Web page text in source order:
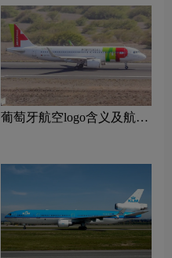
‌葡萄牙航空logo含义及航空